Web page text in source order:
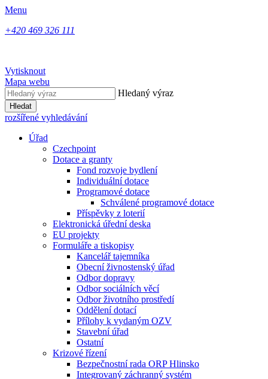
Menu
+420 469 326 111
Vytisknout
Mapa webu
Hledaný výraz
Hledat
rozšířené vyhledávání
Úřad
Czechpoint
Dotace a granty
Fond rozvoje bydlení
Individuální dotace
Programové dotace
Schválené programové dotace
Příspěvky z loterií
Elektronická úřední deska
EU projekty
Formuláře a tiskopisy
Kancelář tajemníka
Obecní živnostenský úřad
Odbor dopravy
Odbor sociálních věcí
Odbor životního prostředí
Oddělení dotací
Přílohy k vydaným OZV
Stavební úřad
Ostatní
Krizové řízení
Bezpečnostní rada ORP Hlinsko
Integrovaný záchranný systém